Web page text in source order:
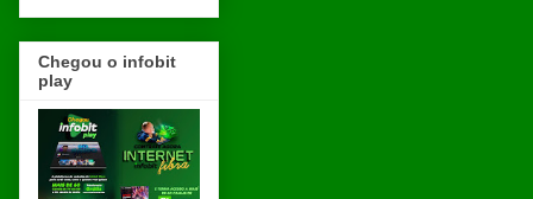
Chegou o infobit
play